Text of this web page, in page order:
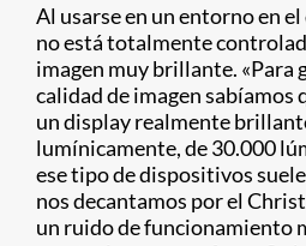
Al usarse en un entorno en
no está totalmente
imagen muy brillante. «Para
calidad de imagen sabíamos
un display realmente
lumínicamente, de 30.000
ese tipo de dispositivos
nos decantamos por el
un ruido de funcionamiento